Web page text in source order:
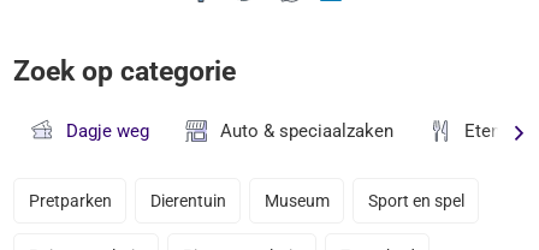
Zoek op categorie
Dagje weg Auto & speciaalzaken Eten &
Pretparken Dierentuin Museum Sport en spel